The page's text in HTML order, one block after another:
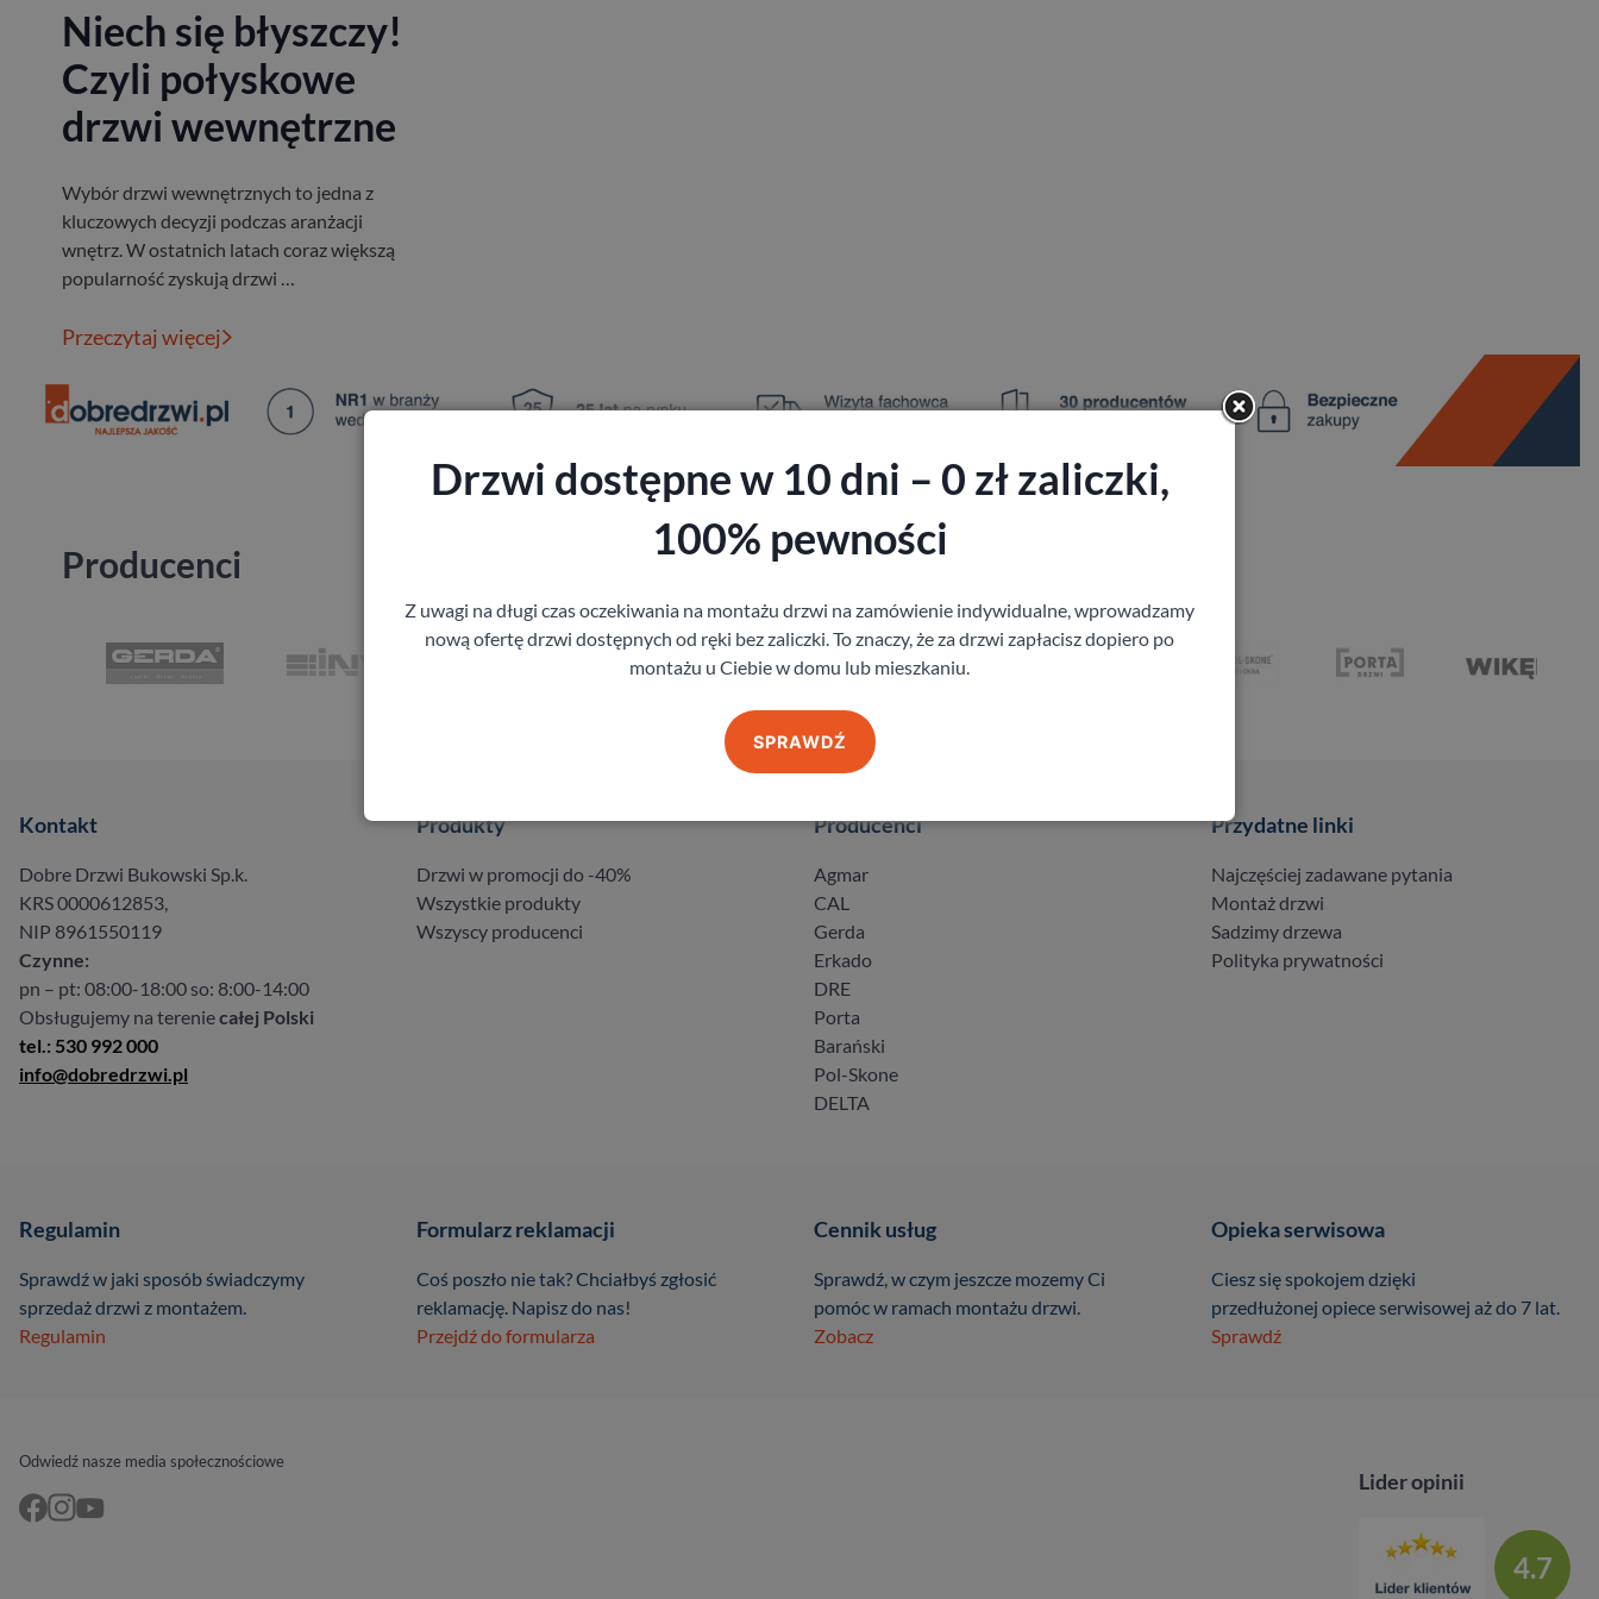
Niech się błyszczy!
Czyli połyskowe
drzwi wewnętrzne
Wybór drzwi wewnętrznych to jedna z
kluczowych decyzji podczas aranżacji
wnętrz. W ostatnich latach coraz większą
popularność zyskują drzwi …
Przeczytaj więcej
Producenci
Kontakt
Dobre Drzwi Bukowski Sp.k.
KRS 0000612853,
NIP 8961550119
Czynne:
pn – pt: 08:00-18:00 so: 8:00-14:00
Obsługujemy na tereniecałej Polski
tel.: 530 992 000
info@dobredrzwi.pl
Produkty
Drzwi w promocji do -40%
Wszystkie produkty
Wszyscy producenci
Producenci
Agmar
CAL
Gerda
Erkado
DRE
Porta
Barański
Pol-Skone
DELTA
Przydatne linki
Najczęściej zadawane pytania
Montaż drzwi
Sadzimy drzewa
Polityka prywatności
Regulamin
Sprawdź w jaki sposób świadczymy
sprzedaż drzwi z montażem.
Regulamin
Formularz reklamacji
Coś poszło nie tak? Chciałbyś zgłosić
reklamację. Napisz do nas!
Przejdź do formularza
Cennik usług
Sprawdź, w czym jeszcze mozemy Ci
pomóc w ramach montażu drzwi.
Zobacz
Opieka serwisowa
Ciesz się spokojem dzięki
przedłużonej opiece serwisowej aż do 7 lat.
Sprawdź
Odwiedź nasze media społecznościowe
Lider opinii
4.7
Drzwi dostępne w 10 dni – 0 zł zaliczki,
100% pewności
Z uwagi na długi czas oczekiwania na montażu drzwi na zamówienie indywidualne, wprowadzamy
nową ofertę drzwi dostępnych od ręki bez zaliczki. To znaczy, że za drzwi zapłacisz dopiero po
montażu u Ciebie w domu lub mieszkaniu.
SPRAWDŹ